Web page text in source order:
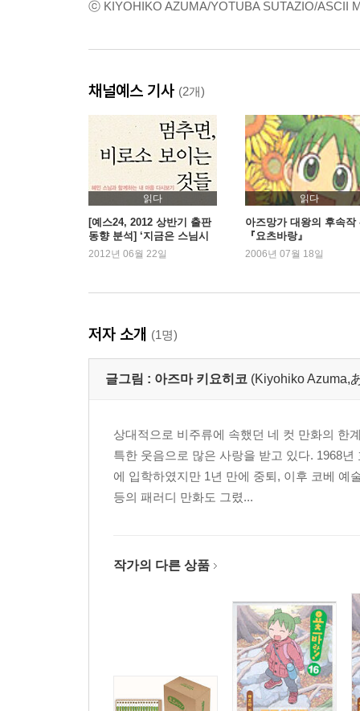
ⓒ KIYOHIKO AZUMA/YOTUBA SUTAZIO/ASCII
채널예스 기사 (2개)
읽다
[예스24, 2012 상반기 출판
동향 분석] ‘지금은 스님시
대’ 100위내 스님 저서가 7
2012년 06월 22일
읽다
아즈망가 대왕의 후속작
『요츠바랑』
2006년 07월 18일
저자 소개 (1명)
글그림 : 아즈마 키요히코 (Kiyohiko Azuma,
상대적으로 비주류에 속했던 네 컷 만화의 한
특한 웃음으로 많은 사랑을 받고 있다. 1968
에 입학하였지만 1년 만에 중퇴, 이후 코베 예
등의 패러디 만화도 그렸...
작가의 다른 상품